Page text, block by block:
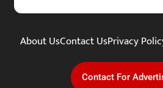
About UsContact UsPrivacy
Contact For